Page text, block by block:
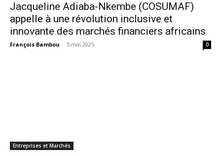
Jacqueline Adiaba-Nkembe (COSUMAF)
appelle à une révolution inclusive et
innovante des marchés financiers africains
François Bambou - 5 mai 2025 0
Entreprises et Marchés